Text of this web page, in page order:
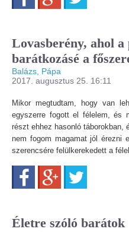
Lovasberény, ahol
barátkozásé a
Balázs, Pápa
2017. augusztus 25. 16:11
Mikor megtudtam, hogy van
egyszerre fogott el félelem, és
részt ehhez hasonló táborokban,
nem fogom magamat jól érezni
szerencsére felülkerekedett a
FacebookGoogle+
Életre szóló barátok